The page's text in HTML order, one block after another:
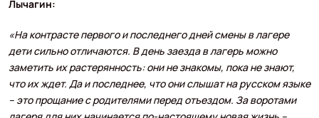
Лычагин:
«На контрасте первого и последнего дней смены в лагере
дети сильно отличаются. В день заезда в лагерь можно
заметить их растерянность: они не знакомы, пока не знают,
что их ждет. Да и последнее, что они слышат на русском языке
– это прощание с родителями перед отъездом. За воротами